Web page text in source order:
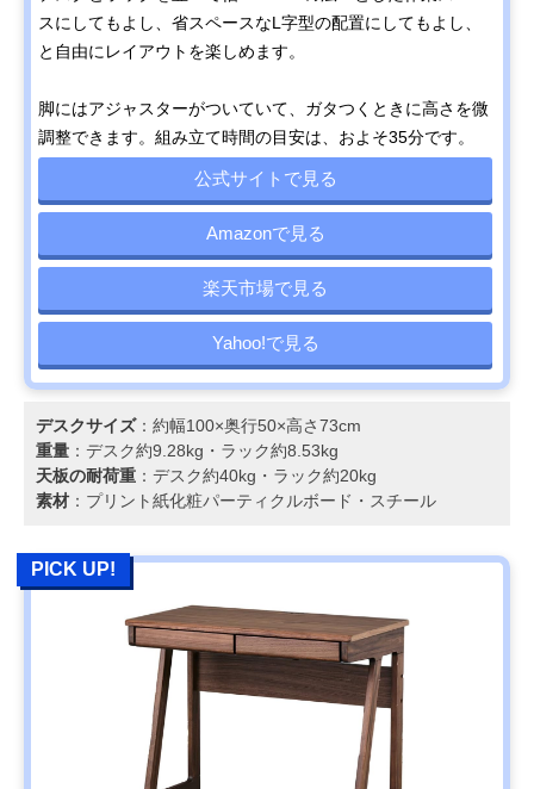
スにしてもよし、省スペースなL字型の配置にしてもよし、
と自由にレイアウトを楽しめます。
脚にはアジャスターがついていて、ガタつくときに高さを微
調整できます。組み立て時間の目安は、およそ35分です。
公式サイトで見る
Amazonで見る
楽天市場で見る
Yahoo!で見る
デスクサイズ：約幅100×奥行50×高さ73cm
重量 ：デスク約9.28kg・ラック約8.53kg
天板の耐荷重 ：デスク約40kg・ラック約20kg
素材 ：プリント紙化粧パーティクルボード・スチール
PICK UP!